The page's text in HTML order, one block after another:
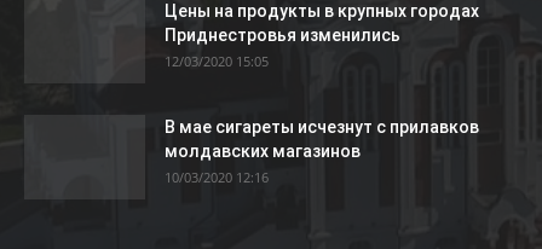
Цены на продукты в крупных городах
Приднестровья изменились
12/03/2020 15:05
В мае сигареты исчезнут с прилавков
молдавских магазинов
10/03/2020 12:16